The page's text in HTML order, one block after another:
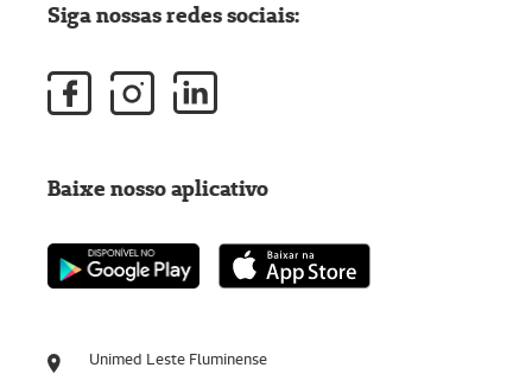
Unimed Leste Fluminense
Siga nossas redes sociais:
Baixe nosso aplicativo